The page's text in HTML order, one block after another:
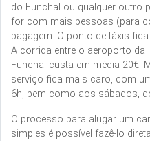
do Funchal ou qualquer outro
for com mais pessoas (para
bagagem. O ponto de táxis
A corrida entre o aeroporto da
Funchal custa em média 20€.
serviço fica mais caro, com
6h, bem como aos sábados,
O processo para alugar um
simples é possível fazê-lo